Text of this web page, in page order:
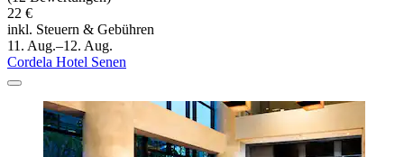
22 €
inkl. Steuern & Gebühren
11. Aug.–12. Aug.
Cordela Hotel Senen